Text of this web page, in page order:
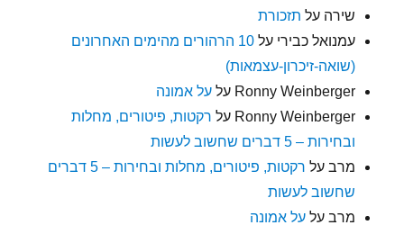
שירה על תזכורת
עמנואל כבירי על
10 הרהורים מהימים האחרונים
(שואה-זיכרון-עצמאות)
Ronny Weinberger עלעל אמונה
Ronny Weinberger על רקטות, פיטורים, מחלות
ובחירות – 5 דברים שחשוב לעשות
מרב על
רקטות, פיטורים, מחלות ובחירות – 5 דברים
שחשוב לעשות
מרב עלעל אמונה